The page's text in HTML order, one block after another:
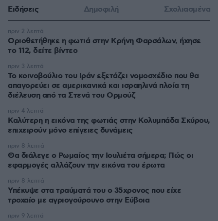
Ειδήσεις Δημοφιλή Σχολιασμένα
Οριοθετήθηκε η φωτιά στην Κρήνη Φαρσάλων, ήχησε
το 112, δείτε βίντεο
πριν 2 λεπτά
Το κοινοβούλιο του Ιράν εξετάζει νομοσχέδιο που θα
απαγορεύει σε αμερικανικά και ισραηλινά πλοία τη
διέλευση από τα Στενά του Ορμούζ
πριν 3 λεπτά
Καλύτερη η εικόνα της φωτιάς στην Κολυμπάδα Σκύρου,
επιχειρούν μόνο επίγειες δυνάμεις
πριν 4 λεπτά
Θα διάλεγε ο Ρωμαίος την Ιουλιέτα σήμερα; Πώς οι
εφαρμογές αλλάζουν την εικόνα του έρωτα
πριν 8 λεπτά
Υπέκυψε στα τραύματά του ο 35χρονος που είχε
τροχαίο με αγριογούρουνο στην Εύβοια
πριν 8 λεπτά
πριν 9 λεπτά